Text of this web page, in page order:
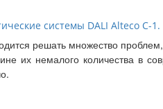
системы DALI Alteco C-1.
решать множество
их немалого количества в